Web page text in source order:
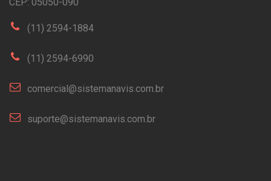
(11) 2594-1884
(11) 2594-6990
comercial@sistemanavis.com.br
suporte@sistemanavis.com.br